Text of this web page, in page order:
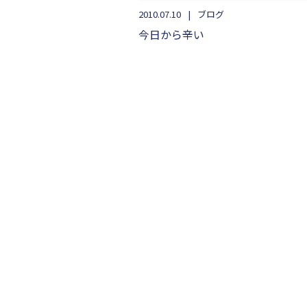
2010.07.10 ブログ
今日から辛い